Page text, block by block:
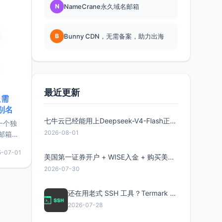
名
个独
箱等
较有
惠的
07-01
N NameCrane永久域名邮箱
B Bunny CDN，无需备案，助力出海
最近更新
七牛云已经能用上Deepseek-V4-Flash正式版了，点此领取300万Token
2026-08-01
美国第一证券开户 + WISE入金 + 购买美股全流程分享
2026-07-30
还在用老式 SSH 工具？Termark 新一代跨平台智能SSH客户端了解一下
2026-07-28